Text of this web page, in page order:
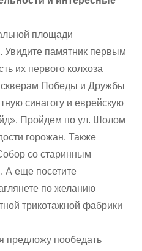
площади
памятник первым
их первого колхоза
скверам Победы и Дружбы
синагогу и еврейскую
Пройдем по ул. Шолом
горожан. Также
со старинным
А еще посетите
по желанию
трикотажной фабрики
предложу пообедать